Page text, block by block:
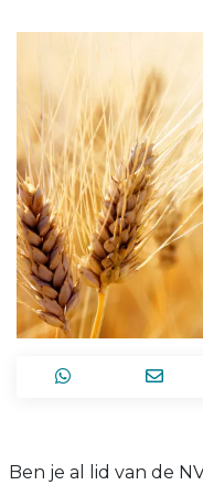
Ben je al lid van de